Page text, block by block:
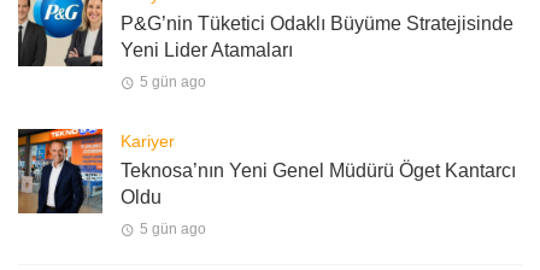
P&G’nin Tüketici Odaklı Büyüme Stratejisinde
Yeni Lider Atamaları
5 gün ago
Kariyer
Teknosa’nın Yeni Genel Müdürü Öget Kantarcı
Oldu
5 gün ago